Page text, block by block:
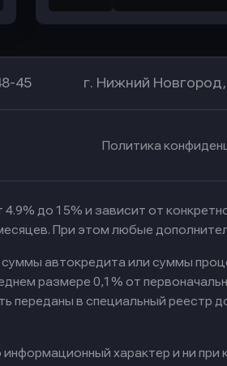
45 г. Нижний
Политика
4.9% до 15% и зависит от
При этом любые
автокредита или суммы
размере 0,1% от
переданы в специальный реестр
характер и ни при